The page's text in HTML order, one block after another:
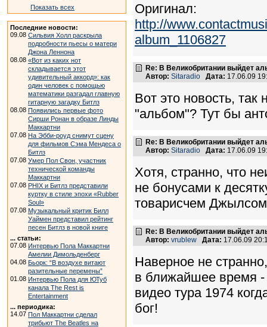
Показать всех
Последние новости:
09.08 Сильвия Холл раскрыла
подробности пьесы о матери
Джона Леннона
08.08 «Вот из каких нот
складывается этот
удивительный аккорд»: как
один человек с помощью
математики разгадал главную
гитарную загадку Битлз
08.08 Появились первые фото
Сирши Ронан в образе Линды
Маккартни
07.08 На Эбби-роуд снимут сцену
для фильмов Сэма Мендеса о
Битлз
07.08 Умер Пол Свон, участник
технической команды
Маккартни
07.08 PHIX и Битлз представили
куртку в стиле эпохи «Rubber
Soul»
07.08 Музыкальный критик Билл
Уаймен представил рейтинг
песен Битлз в новой книге
... статьи:
07.08 Интервью Пола Маккартни
Амелии Димольденберг
04.08 Бьорк: “В воздухе витают
разительные перемены”
01.08 Интервью Пола для ЮТуб
канала The Rest is
Entertainment
... периодика:
14.07 Пол Маккартни сделал
трибьют The Beatles на
Оригинал:
http://
album_1106827
Re: В Великобритании выйдет
Автор: Sitaradio Дата: 17.06.09
Вот это новость, так
"альбом"? Тут бы
Re: В Великобритании выйдет
Автор: Sitaradio Дата: 17.06.09
Хотя, странно, что
не бонусами к
товарисчем
Re: В Великобритании выйдет
Автор: vrublew Дата: 17.06.09
Наверное не
в ближайшее время -
видео тура 1974
бог!